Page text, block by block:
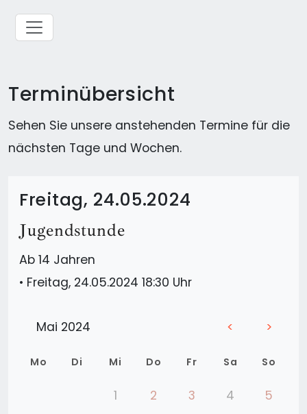
Terminübersicht
Sehen Sie unsere anstehenden Termine für die
nächsten Tage und Wochen.
Freitag, 24.05.2024
Jugendstunde
Ab 14 Jahren
• Freitag, 24.05.2024 18:30 Uhr
Mai 2024 < >
Mo Di Mi Do Fr Sa So
1 2 3 4 5